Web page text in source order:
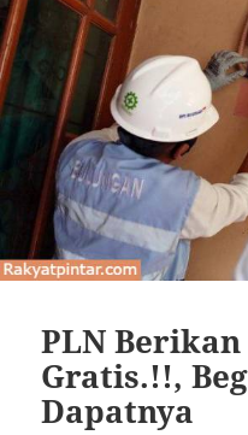
PLN
Gratis.!!,
Dapatnya